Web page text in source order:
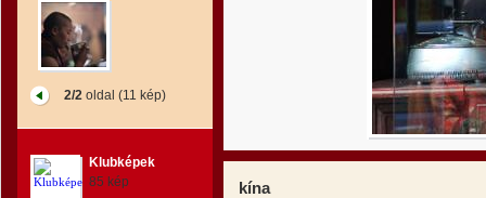
2/2 oldal (11 kép)
Klubképek
85 kép
kína